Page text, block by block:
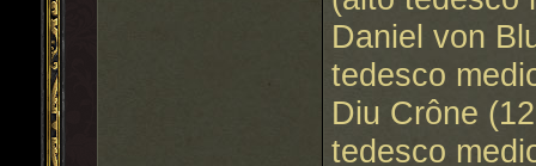
Daniel von
tedesco
Diu Crône
tedesco